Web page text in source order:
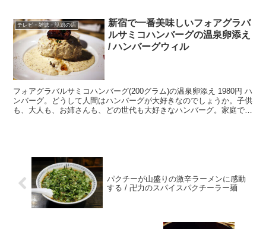
テレビ・雑誌・話題の店
新宿で一番美味しいフォアグラバ
ルサミコハンバーグの温泉卵添え
/ ハンバーグウィル
フォアグラバルサミコハンバーグ(200グラム)の温泉卵添え 1980円 ハ
ンバーグ。どうして人間はハンバーグが大好きなのでしょうか。子供
も、大人も、お姉さんも、どの世代も大好きなハンバーグ。家庭で食
パクチーが山盛りの激辛ラーメンに感動
する / 卍力のスパイスパクチーラー麺